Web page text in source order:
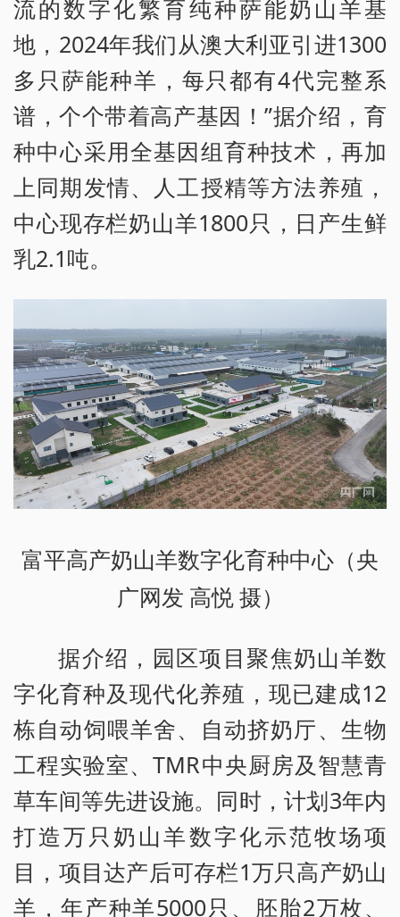
流的数字化繁育纯种萨能奶山羊基
地，2024年我们从澳大利亚引进1300
多只萨能种羊，每只都有4代完整系
谱，个个带着高产基因！”据介绍，育
种中心采用全基因组育种技术，再加
上同期发情、人工授精等方法养殖，
中心现存栏奶山羊1800只，日产生鲜
乳2.1吨。
富平高产奶山羊数字化育种中心（央
广网发 高悦 摄）
据介绍，园区项目聚焦奶山羊数
字化育种及现代化养殖，现已建成12
栋自动饲喂羊舍、自动挤奶厅、生物
工程实验室、TMR中央厨房及智慧青
草车间等先进设施。同时，计划3年内
打造万只奶山羊数字化示范牧场项
目，项目达产后可存栏1万只高产奶山
羊，年产种羊5000只、胚胎2万枚、